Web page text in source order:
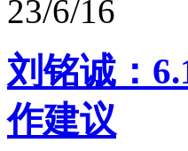
23/6/16
刘铭诚：
作建议